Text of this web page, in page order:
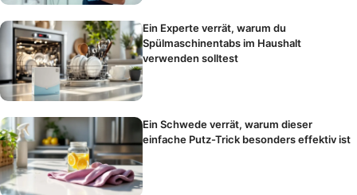
Ein Experte verrät, warum du
Spülmaschinentabs im Haushalt
verwenden solltest
Ein Schwede verrät, warum dieser
einfache Putz-Trick besonders effektiv ist